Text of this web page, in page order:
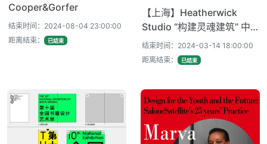
Cooper&Gorfer
结束时间：2024-08-04 23:00:00
距离结束：
已结束
【上海】Heatherwick
Studio “构建灵魂建筑” 中
国首展
结束时间：2024-03-14 18:00:00
距离结束：
已结束